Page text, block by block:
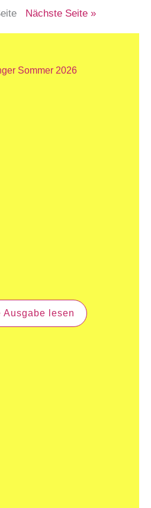
Nächste Seite »
Ausgabe lesen